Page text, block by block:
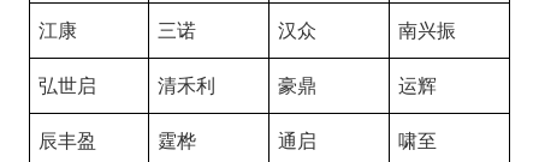
江康 三诺 汉众 南兴振
弘世启 清禾利 豪鼎 运辉
辰丰盈 霆桦 通启 啸至